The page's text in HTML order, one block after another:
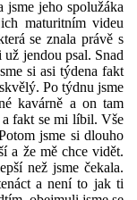
jsme jeho spolužáka
maturitním videu
se znala právě s
jendou psal. Snad
si asi týdena fakt
Po týdnu jsme
kavárně a on tam
fakt se mi líbil. Vše
jsme si dlouho
a že mě chce vidět.
než jsme čekala.
a není to jak ti